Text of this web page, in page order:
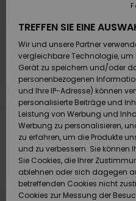
Flip-
Surf
Snow
Flip-
Surf
Snow
FRAUEN
Snow
SURF
SNOW
Snow
DOPPELTER
RABATT
HILFE & KONTAKT
Freedom
TREFFEN SIE EINE
Wir und unsere Partner
vergleichbare Technologie,
Gerät zu speichern und/oder
personenbezogenen
und Ihre IP-Adresse) können
personalisierte Beiträge und
Leistung von Werbung und
Werbung zu personalisieren,
zu erfahren, um die Produkte
und zu verbessern. Sie können
Sie Cookies, die Ihrer
ablehnen oder sich dagegen
betreffenden Cookies nicht
Cookies zur Messung der